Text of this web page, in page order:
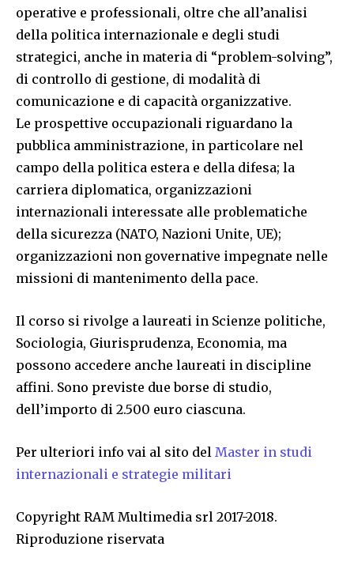
operative e professionali, oltre che all’analisi
della politica internazionale e degli studi
strategici, anche in materia di “problem-solving”,
di controllo di gestione, di modalità di
comunicazione e di capacità organizzative.
Le prospettive occupazionali riguardano la
pubblica amministrazione, in particolare nel
campo della politica estera e della difesa; la
carriera diplomatica, organizzazioni
internazionali interessate alle problematiche
della sicurezza (NATO, Nazioni Unite, UE);
organizzazioni non governative impegnate nelle
missioni di mantenimento della pace.
Il corso si rivolge a laureati in Scienze politiche,
Sociologia, Giurisprudenza, Economia, ma
possono accedere anche laureati in discipline
affini. Sono previste due borse di studio,
dell’importo di 2.500 euro ciascuna.
Per ulteriori info vai al sito del Master in studi
internazionali e strategie militari
Copyright RAM Multimedia srl 2017-2018.
Riproduzione riservata